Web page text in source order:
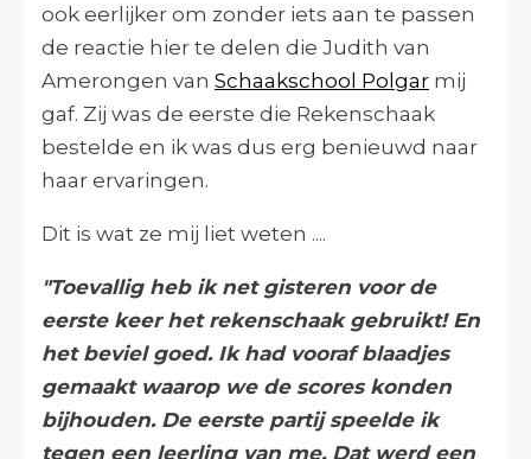
ook eerlijker om zonder iets aan te passen
de reactie hier te delen die Judith van
Amerongen van Schaakschool Polgar mij
gaf. Zij was de eerste die Rekenschaak
bestelde en ik was dus erg benieuwd naar
haar ervaringen.
Dit is wat ze mij liet weten ....
"Toevallig heb ik net gisteren voor de
eerste keer het rekenschaak gebruikt! En
het beviel goed. Ik had vooraf blaadjes
gemaakt waarop we de scores konden
bijhouden. De eerste partij speelde ik
tegen een leerling van me. Dat werd een